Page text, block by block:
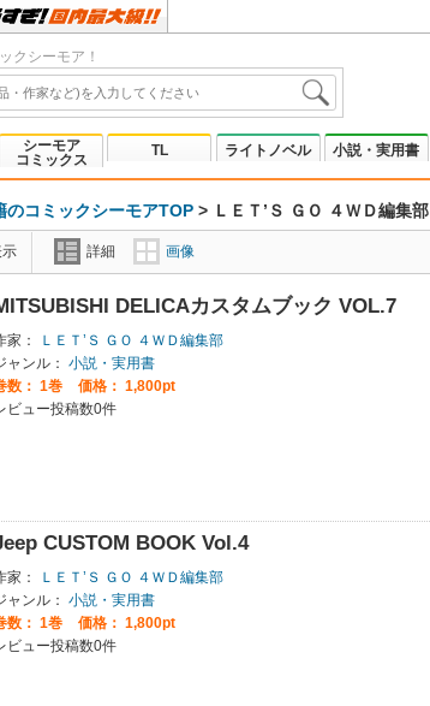
クシーモア！
シーモア
コミックス
TL ライトノベル 小説・実用書
コミックシーモアTOP > ＬＥＴ’Ｓ ＧＯ ４ＷＤ編集部
詳細 画像
DELICAカスタムブック VOL.7
家：
ＬＥＴ’Ｓ ＧＯ ４ＷＤ編集部
ャンル： 小説・実用書
数： 1巻
価格： 1,800pt
ビュー投稿数0件
CUSTOM BOOK Vol.4
家：
ＬＥＴ’Ｓ ＧＯ ４ＷＤ編集部
ャンル： 小説・実用書
数： 1巻
価格： 1,800pt
ビュー投稿数0件